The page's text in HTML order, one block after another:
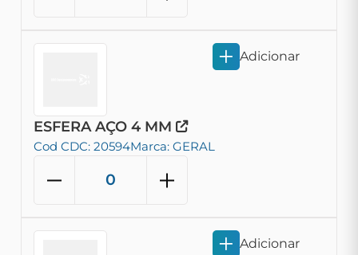
ESFERA AÇO 4 MM
Cod CDC: 20594Marca: GERAL
Adicionar
Adicionar